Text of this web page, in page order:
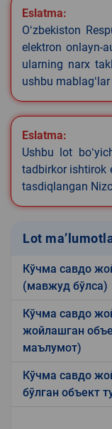
2
Eslatma:
Oʻzbekiston
elektron onlayn-
ularning narx
ushbu
Eslatma:
Ushbu lot
tadbirkor ishtirok
tasdiqlangan
Lot
Кўчма савдо
(мавжуд бўлса)
Кўчма савдо
жойлашган
маълумот)
Кўчма савдо
бўлган объект